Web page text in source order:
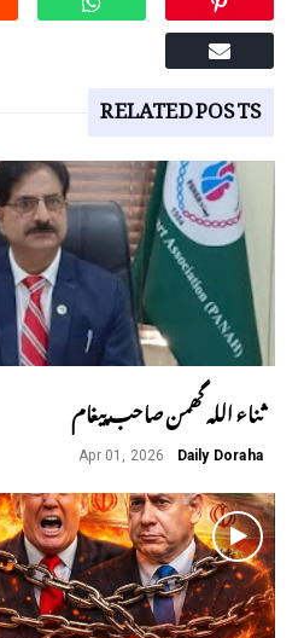
RELATED POSTS
ثناء اللہ گھمن صاحب پیغام
Daily Doraha
Apr 01, 2026